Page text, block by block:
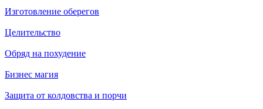
Изготовление оберегов
Целительство
Обряд на похудение
Бизнес магия
Защита от колдовства и порчи